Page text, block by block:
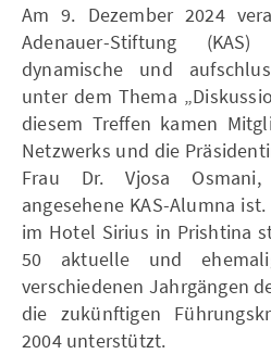
Am 9. Dezember 2024
Adenauer-Stiftung
dynamische und
unter dem Thema
diesem Treffen kamen
Netzwerks und die
Frau Dr. Vjosa
angesehene KAS-Alumna
im Hotel Sirius in Prishtina
50 aktuelle und
verschiedenen Jahrgängen
die zukünftigen
2004 unterstützt.